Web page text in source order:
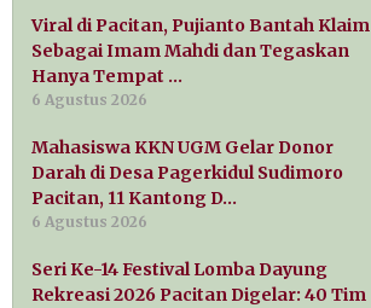
Viral di Pacitan, Pujianto Bantah Klaim
Sebagai Imam Mahdi dan Tegaskan
Hanya Tempat …
6 Agustus 2026
Mahasiswa KKN UGM Gelar Donor
Darah di Desa Pagerkidul Sudimoro
Pacitan, 11 Kantong D…
6 Agustus 2026
Seri Ke-14 Festival Lomba Dayung
Rekreasi 2026 Pacitan Digelar: 40 Tim